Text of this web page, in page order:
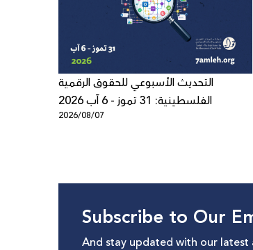
التحديث الأسبوعي للحقوق الرقمية
الفلسطينية: 31 تموز - 6 آب 2026
2026/08/07
Subscribe to Our
And stay updated with our